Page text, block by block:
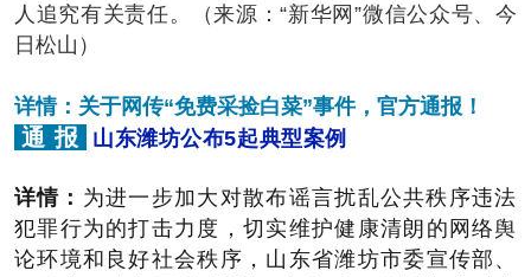
人追究有关责任。（来源：“新华网”微信公众号、今
日松山）
详情： 关于网传“免费采捡白菜”事件，官方通报！
通 报 山东潍坊公布5起典型案例
详情： 为进一步加大对散布谣言扰乱公共秩序违法
犯罪行为的打击力度，切实维护健康清朗的网络舆
论环境和良好社会秩序，山东省潍坊市委宣传部、